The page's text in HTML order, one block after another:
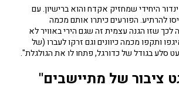
היחידי שמחזיק אקדח והוא ברישיון. עם
להרתיע. הפורעים כיתרו אותם מכמה
לכך שזו הגנה עצמית זה שגם הירי באוויר לא
ותקפו מכמה כיוונים וגם זרקו לעברו (של
סלע בגודל של כדורגל, פתחו לו את הגולגלת".
ציבור של מתיישבים"